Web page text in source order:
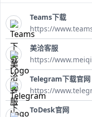
自己的翻译历
而对于有道翻
置等关键资源
特定的技术人
例如，在有道
不同的用户角
应的访问权限
Teams下载
https://
美洽客服
https://
Telegram下载官网
https://
ToDesk官网